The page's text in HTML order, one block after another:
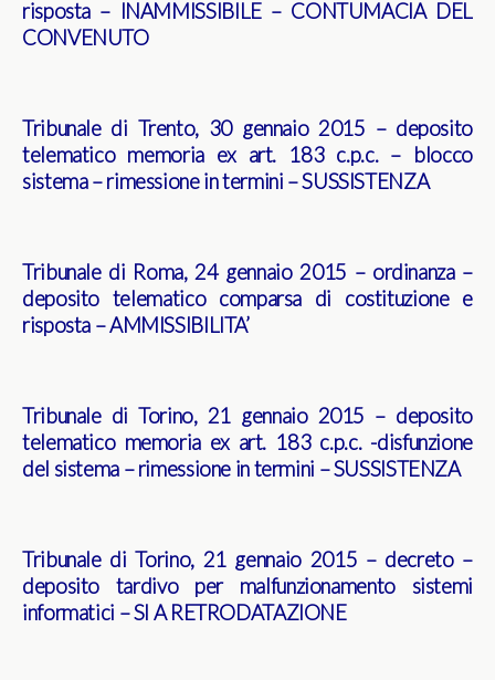
risposta – INAMMISSIBILE – CONTUMACIA DEL
CONVENUTO
Tribunale di Trento, 30 gennaio 2015 – deposito
telematico memoria ex art. 183 c.p.c. – blocco
sistema – rimessione in termini – SUSSISTENZA
Tribunale di Roma, 24 gennaio 2015 – ordinanza –
deposito telematico comparsa di costituzione e
risposta – AMMISSIBILITA’
Tribunale di Torino, 21 gennaio 2015 – deposito
telematico memoria ex art. 183 c.p.c. -disfunzione
del sistema – rimessione in termini – SUSSISTENZA
Tribunale di Torino, 21 gennaio 2015 – decreto –
deposito tardivo per malfunzionamento sistemi
informatici – SI A RETRODATAZIONE